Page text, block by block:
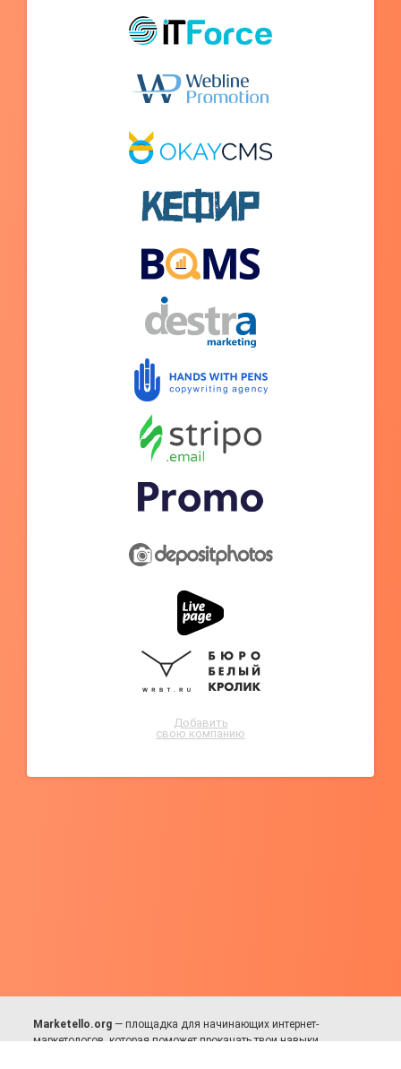
Добавить
свою компанию
Marketello.org — площадка для начинающих интернет-
маркетологов, которая поможет прокачать твои навыки.